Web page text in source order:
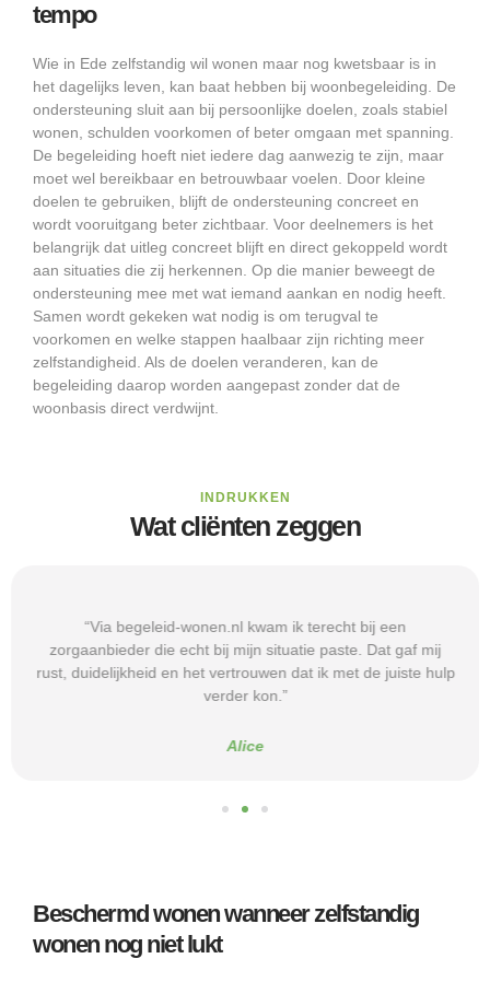
tempo
Wie in Ede zelfstandig wil wonen maar nog kwetsbaar is in
het dagelijks leven, kan baat hebben bij woonbegeleiding. De
ondersteuning sluit aan bij persoonlijke doelen, zoals stabiel
wonen, schulden voorkomen of beter omgaan met spanning.
De begeleiding hoeft niet iedere dag aanwezig te zijn, maar
moet wel bereikbaar en betrouwbaar voelen. Door kleine
doelen te gebruiken, blijft de ondersteuning concreet en
wordt vooruitgang beter zichtbaar. Voor deelnemers is het
belangrijk dat uitleg concreet blijft en direct gekoppeld wordt
aan situaties die zij herkennen. Op die manier beweegt de
ondersteuning mee met wat iemand aankan en nodig heeft.
Samen wordt gekeken wat nodig is om terugval te
voorkomen en welke stappen haalbaar zijn richting meer
zelfstandigheid. Als de doelen veranderen, kan de
begeleiding daarop worden aangepast zonder dat de
woonbasis direct verdwijnt.
INDRUKKEN
Wat cliënten zeggen
“Via begeleid-wonen.nl kwam ik terecht bij een
zorgaanbieder die echt bij mijn situatie paste. Dat gaf mij
rust, duidelijkheid en het vertrouwen dat ik met de juiste hulp
verder kon.”
Alice
Beschermd wonen wanneer zelfstandig
wonen nog niet lukt